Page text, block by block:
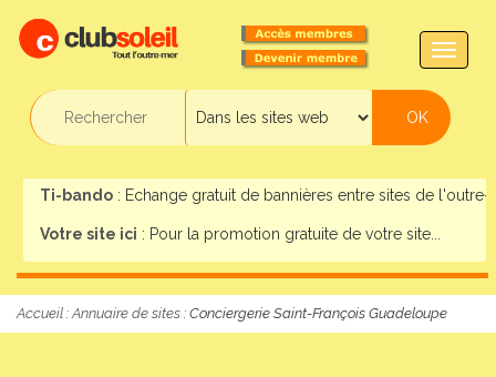
Ti-bando : Echange gratuit de bannières entre sites de l'outre-
Votre site ici : Pour la promotion gratuite de votre site...
Accueil :Annuaire de sites : Conciergerie Saint-François Guadeloupe